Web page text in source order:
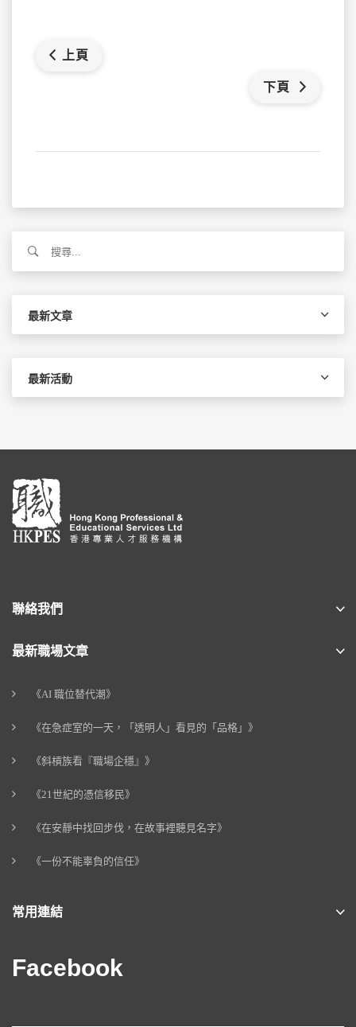
上頁
下頁
關
最新文章
最新活動
聯絡我們
最新職場文章
《AI 職位替代潮》
《在急症室的一天，「透明人」看見的「品格」》
《斜槓族看『職場企穩』》
《21世紀的憑信移民》
《在安靜中找回步伐，在故事裡聽見名字》
《一份不能辜負的信任》
常用連結
Facebook